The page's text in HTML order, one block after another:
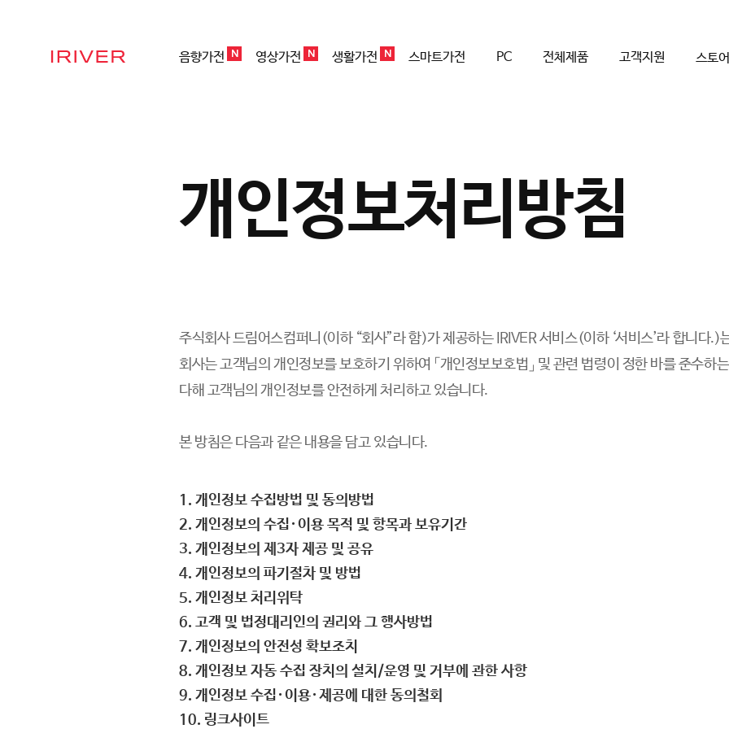
IRIVER 음향가전 N 영상가전 N 생활가전 N 스마트가전 PC 전체제품 고객지원 스토어
개인정보처리방침
주식회사 드림어스컴퍼니(이하 “회사”라 함)가 제공하는 IRIVER 서비스(이하 ‘서비스’라 합니다
회사는 고객님의 개인정보를 보호하기 위하여 「개인정보보호법」 및 관련 법령이 정한 바를 준수
다해 고객님의 개인정보를 안전하게 처리하고 있습니다.
본 방침은 다음과 같은 내용을 담고 있습니다.
1. 개인정보 수집방법 및 동의방법
2. 개인정보의 수집∙이용 목적 및 항목과 보유기간
3. 개인정보의 제3자 제공 및 공유
4. 개인정보의 파기절차 및 방법
5. 개인정보 처리위탁
6. 고객 및 법정대리인의 권리와 그 행사방법
7. 개인정보의 안전성 확보조치
8. 개인정보 자동 수집 장치의 설치/운영 및 거부에 관한 사항
9. 개인정보 수집∙이용∙제공에 대한 동의철회
10. 링크사이트